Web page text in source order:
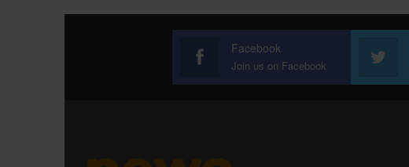
Facebook
Join us on Facebook